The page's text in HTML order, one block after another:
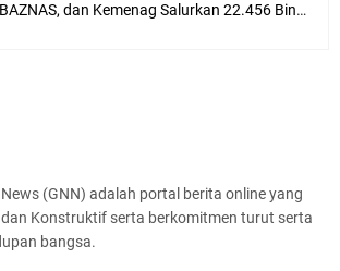
FOZ Jatim, BAZNAS, dan Kemenag Salurkan 22.456 Bingkisan Lebaran Yatim Serentak di Berbagai Daerah di Jawa Timur
(GNN) adalah portal berita online yang
Konstruktif serta berkomitmen turut serta
bangsa.